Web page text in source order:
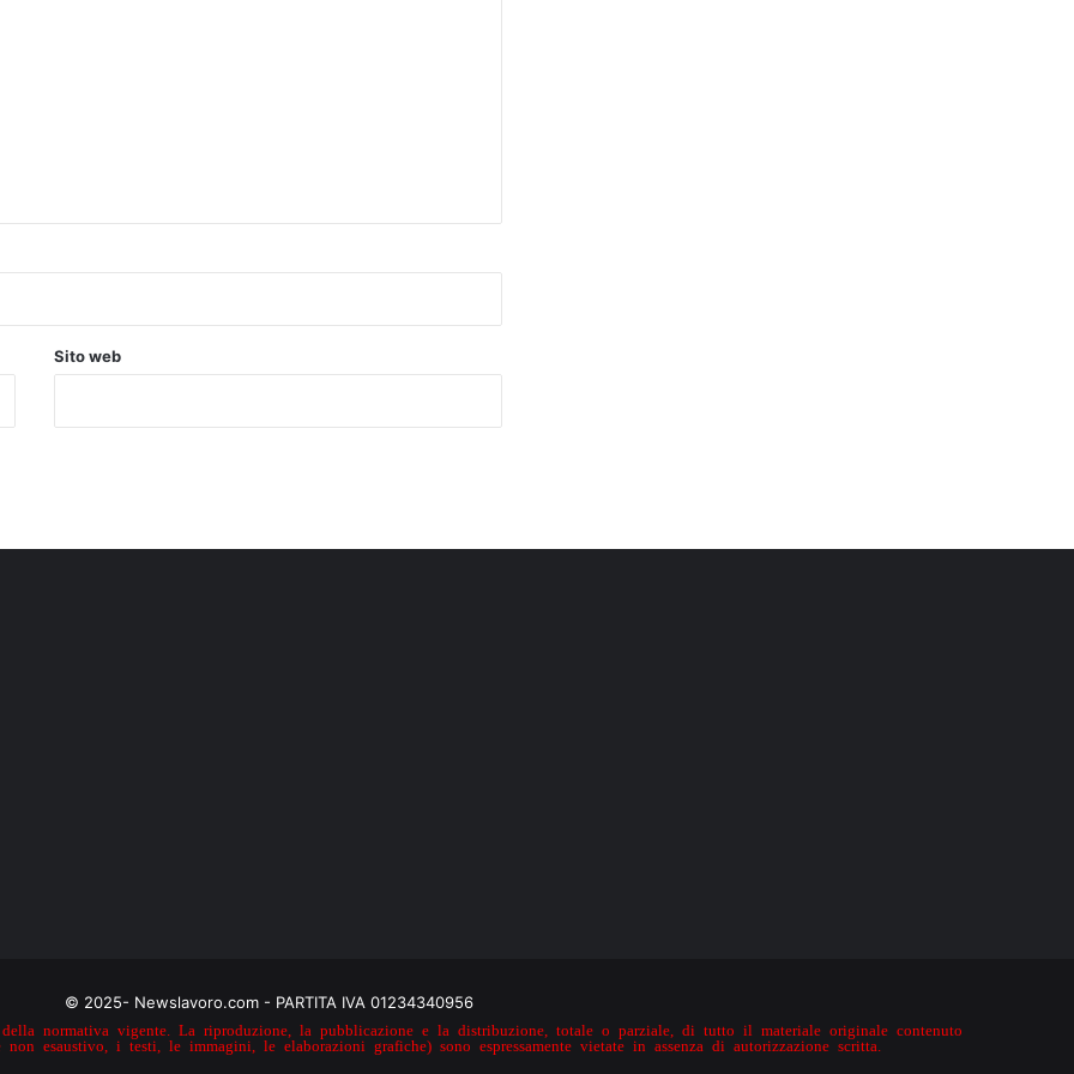
Sito web
© 2025- Newslavoro.com - PARTITA IVA 01234340956
normativa vigente. La riproduzione, la pubblicazione e la distribuzione, totale o parziale, di tutto il materiale originale contenuto
esaustivo, i testi, le immagini, le elaborazioni grafiche) sono espressamente vietate in assenza di autorizzazione scritta.